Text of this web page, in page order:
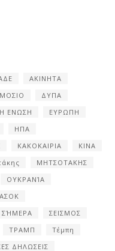
ΑΚΙΝΗΤΑ
ΔΥΠΑ
ΕΝΩΣΗ
ΕΥΡΩΠΗ
ΗΠΑ
ΚΑΚΟΚΑΙΡΙΑ
ΚΙΝΑ
ΜΗΤΣΟΤΑΚΗΣ
ΟΥΚΡΑΝΊΑ
ΣΉΜΕΡΑ
ΣΕΙΣΜΟΣ
ΤΡΑΜΠ
Τέμπη
ΔΗΛΩΣΕΙΣ